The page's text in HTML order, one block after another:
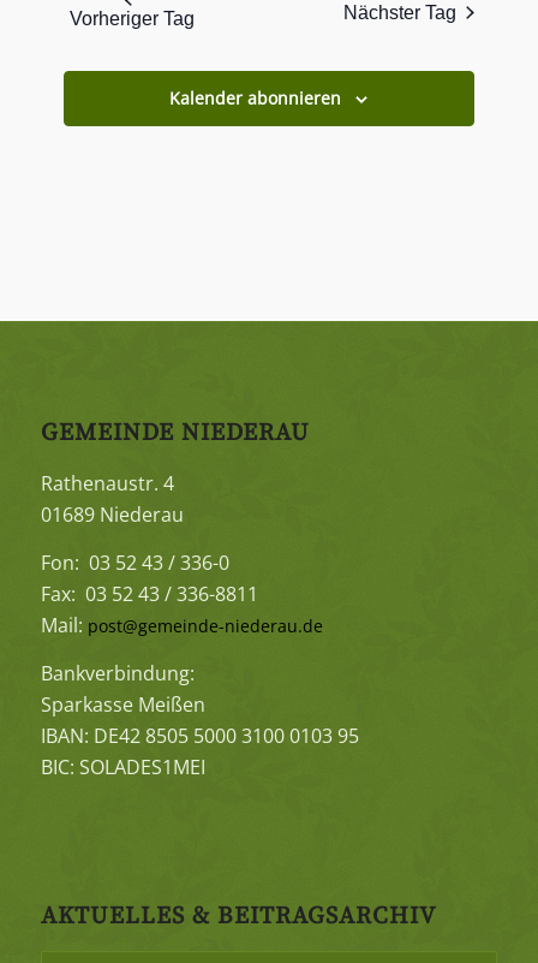
Vorheriger Tag Nächster Tag
Kalender abonnieren
GEMEINDE NIEDERAU
Rathenaustr. 4
01689 Niederau
Fon: 03 52 43 / 336-0
Fax: 03 52 43 / 336-8811
Mail: post@gemeinde-niederau.de
Bankverbindung:
Sparkasse Meißen
IBAN: DE42 8505 5000 3100 0103 95
BIC: SOLADES1MEI
AKTUELLES & BEITRAGSARCHIV